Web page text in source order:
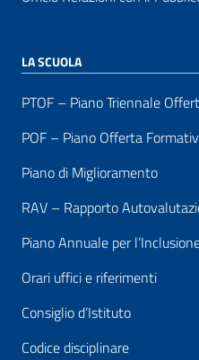
LA SCUOLA
PTOF – Piano Triennale
POF – Piano Offerta
Piano di Miglioramento
RAV – Rapporto
Piano Annuale per
Orari uffici e riferimenti
Consiglio d’Istituto
Codice disciplinare